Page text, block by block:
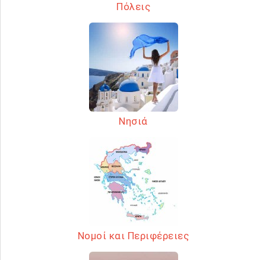
Πόλεις
Νησιά
Νομοί και Περιφέρειες